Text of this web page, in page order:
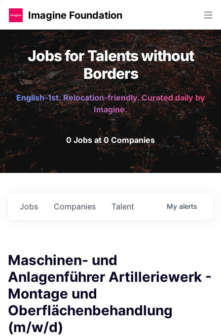
Imagine Foundation
Jobs for Talents without
Borders
English-1st. Relocation-friendly. Curated daily by
Imagine.
0 Jobs at 0 Companies
Jobs Companies Talent My alerts
Maschinen- und
Anlagenführer Artilleriewerk -
Montage und
Oberflächenbehandlung
(m/w/d)